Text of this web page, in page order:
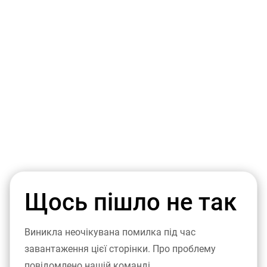
Щось пішло не так
Виникла неочікувана помилка під час
завантаження цієї сторінки. Про проблему